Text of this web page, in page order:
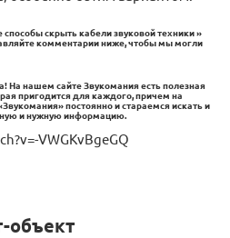
скрыть кабели звуковой техники »
комментарии ниже, чтобы мы могли
На нашем сайте Звукомания есть полезная
пригодится для каждого, причем на
постоянно и стараемся искать и
и нужную информацию.
VWGKvBgeGQ
объект